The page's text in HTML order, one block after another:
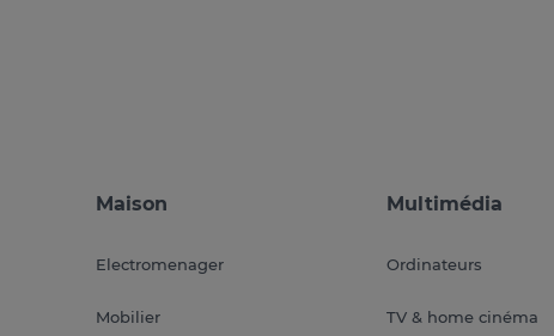
Maison
Electromenager
Mobilier
Multimédia
Ordinateurs
TV & home cinéma